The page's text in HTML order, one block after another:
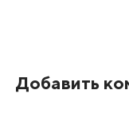
Добавить